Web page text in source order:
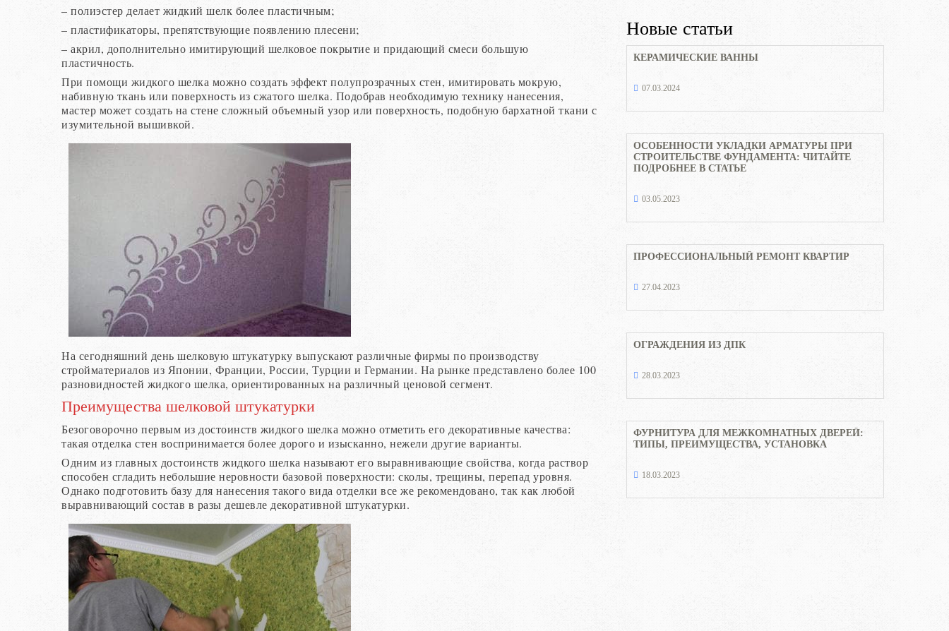
– полиэстер делает жидкий шелк более пластичным;
– пластификаторы, препятствующие появлению плесени;
– акрил, дополнительно имитирующий шелковое покрытие и придающий смеси большую
пластичность.
При помощи жидкого шелка можно создать эффект полупрозрачных стен, имитировать мокрую,
набивную ткань или поверхность из сжатого шелка. Подобрав необходимую технику нанесения,
мастер может создать на стене сложный объемный узор или поверхность, подобную бархатной ткани с
изумительной вышивкой.
На сегодняшний день шелковую штукатурку выпускают различные фирмы по производству
стройматериалов из Японии, Франции, России, Турции и Германии. На рынке представлено более 100
разновидностей жидкого шелка, ориентированных на различный ценовой сегмент.
Преимущества шелковой штукатурки
Безоговорочно первым из достоинств жидкого шелка можно отметить его декоративные качества:
такая отделка стен воспринимается более дорого и изысканно, нежели другие варианты.
Одним из главных достоинств жидкого шелка называют его выравнивающие свойства, когда раствор
способен сгладить небольшие неровности базовой поверхности: сколы, трещины, перепад уровня.
Однако подготовить базу для нанесения такого вида отделки все же рекомендовано, так как любой
выравнивающий состав в разы дешевле декоративной штукатурки.
Новые статьи
КЕРАМИЧЕСКИЕ ВАННЫ
07.03.2024
ОСОБЕННОСТИ УКЛАДКИ АРМАТУРЫ ПРИ
СТРОИТЕЛЬСТВЕ ФУНДАМЕНТА: ЧИТАЙТЕ
ПОДРОБНЕЕ В СТАТЬЕ
03.05.2023
ПРОФЕССИОНАЛЬНЫЙ РЕМОНТ КВАРТИР
27.04.2023
ОГРАЖДЕНИЯ ИЗ ДПК
28.03.2023
ФУРНИТУРА ДЛЯ МЕЖКОМНАТНЫХ ДВЕРЕЙ:
ТИПЫ, ПРЕИМУЩЕСТВА, УСТАНОВКА
18.03.2023